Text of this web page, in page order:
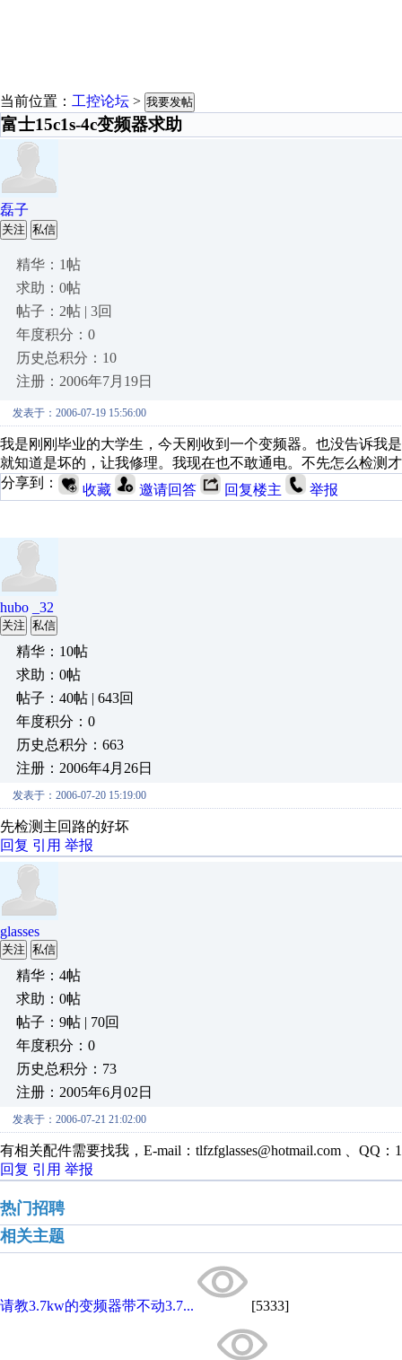
当前位置： 工控论坛 > 我要发帖
富士15c1s-4c变频器求助
磊子
关注 私信
精华：1帖
求助：0帖
帖子：2帖 | 3回
年度积分：0
历史总积分：10
注册：2006年7月19日
发表于：2006-07-19 15:56:00
我是刚刚毕业的大学生，今天刚收到一个变频器。也没告诉我
就知道是坏的，让我修理。我现在也不敢通电。不先怎么检测
分享到：
收藏 邀请回答 回复楼主 举报
hubo _32
关注 私信
精华：10帖
求助：0帖
帖子：40帖 | 643回
年度积分：0
历史总积分：663
注册：2006年4月26日
发表于：2006-07-20 15:19:00
先检测主回路的好坏
回复 引用 举报
glasses
关注 私信
精华：4帖
求助：0帖
帖子：9帖 | 70回
年度积分：0
历史总积分：73
注册：2005年6月02日
发表于：2006-07-21 21:02:00
有相关配件需要找我，E-mail：tlfzfglasses@hotmail.com 、QQ：
回复 引用 举报
热门招聘
相关主题
请教3.7kw的变频器带不动3.7... [5333]